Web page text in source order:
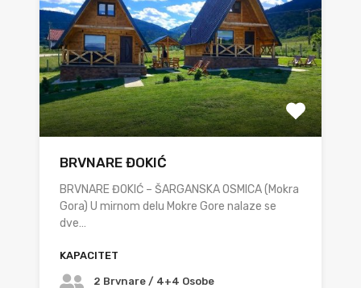
BRVNARE ĐOKIĆ
BRVNARE ĐOKIĆ – ŠARGANSKA OSMICA (Mokra
Gora) U mirnom delu Mokre Gore nalaze se
dve…
KAPACITET
2 Brvnare / 4+4 Osobe